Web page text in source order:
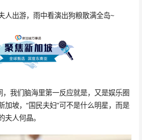
人出游，雨中看演出狗粮散满全岛~
，我们脑海里第一反应就是，又是娱乐圈
加坡，“国民夫妇”可不是什么明星，而是
人何晶。